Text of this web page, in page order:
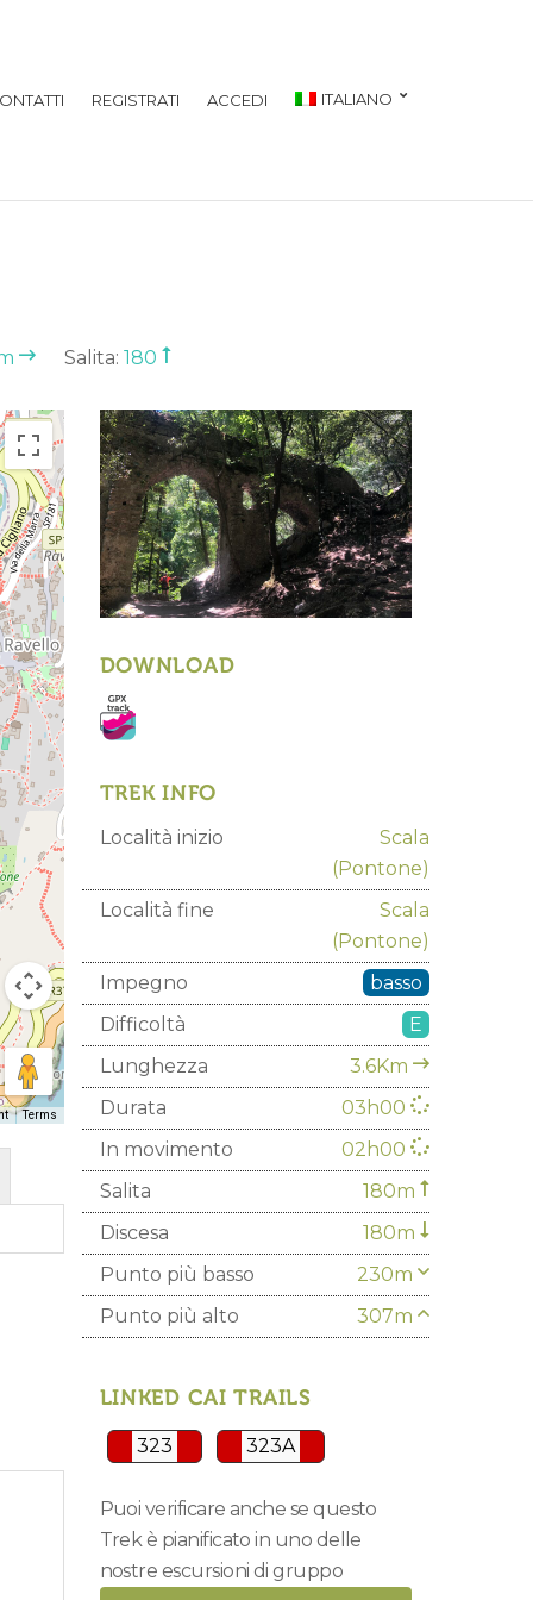
REGISTRATI ACCEDI ITALIANO
Salita: 180
Terms
DOWNLOAD
TREK INFO
Località inizio
Scala
(Pontone)
Località fine
Scala
(Pontone)
Impegno
basso
Difficoltà
E
Lunghezza
3.6Km
Durata
03h00
In movimento
02h00
Salita
180m
Discesa
180m
Punto più basso
230m
Punto più alto
307m
LINKED CAI TRAILS
323 323A
Puoi verificare anche se questo
Trek è pianificato in uno delle
nostre escursioni di gruppo